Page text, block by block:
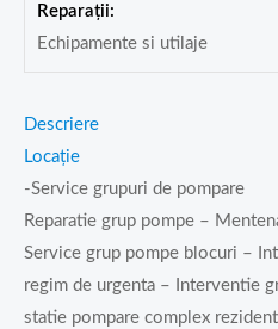
Reparații:
Echipamente si utilaje
Descriere
Locație
-Service grupuri de pompare
Reparatie grup pompe –
Service grup pompe blocuri –
regim de urgenta – Interventie
statie pompare complex